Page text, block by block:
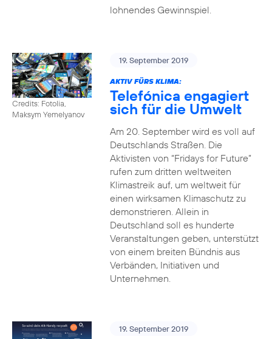
lohnendes Gewinnspiel.
Credits: Fotolia,
Maksym Yemelyanov
19. September 2019
AKTIV FÜRS KLIMA:
Telefónica engagiert
sich für die Umwelt
Am 20. September wird es voll auf
Deutschlands Straßen. Die
Aktivisten von “Fridays for Future”
rufen zum dritten weltweiten
Klimastreik auf, um weltweit für
einen wirksamen Klimaschutz zu
demonstrieren. Allein in
Deutschland soll es hunderte
Veranstaltungen geben, unterstützt
von einem breiten Bündnis aus
Verbänden, Initiativen und
Unternehmen.
19. September 2019